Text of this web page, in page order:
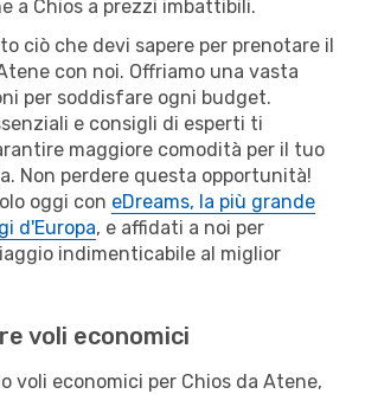
a Chios a prezzi imbattibili.
ciò che devi sapere per prenotare il
con noi. Offriamo una vasta
per soddisfare ogni budget.
e consigli di esperti ti
maggiore comodità per il tuo
Non perdere questa opportunità!
oggi con eDreams, la più grande
d'Europa, e affidati a noi per
indimenticabile al miglior
voli economici
voli economici per Chios da Atene,